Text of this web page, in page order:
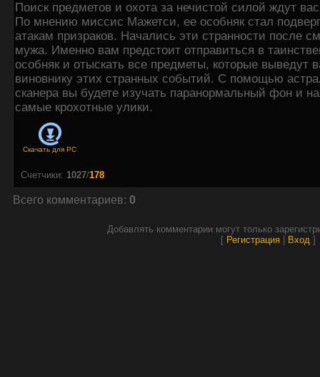
Поиск предметов и охота за нечистой силой ждут
По мнению миссис Мажетси, ее особняк стал
атакам призраков. Начались эти странности после
мужа. Именно вам предстоит отправиться в
особняк и отыскать все предметы, которые выведут
виновнику этих странных событий. С помощью
сканера вы будете изучать паранормальный фон и
самые крохотные улики.
Скачать для PC
Счетчики: 1027/178
Всего комментариев: 0
Добавлять комментарии могут только
[ Регистрация Вход ]